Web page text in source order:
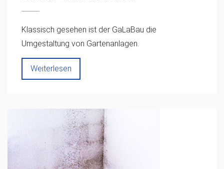
Klassisch gesehen ist der GaLaBau die
Umgestaltung von Gartenanlagen.
Weiterlesen